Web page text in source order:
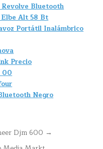
Bluetooth
Alt 58 Bt
Portátil Inalámbrico
Precio
00
Negro
Djm 600 →